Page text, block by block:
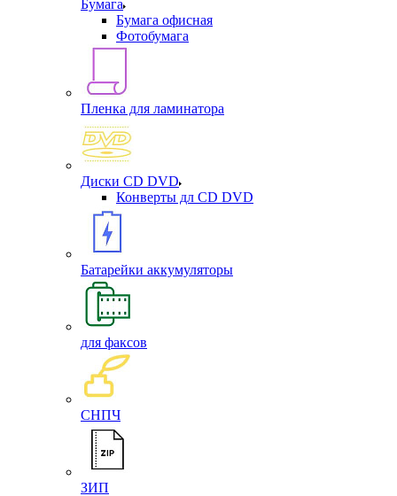
Бумага
Бумага офисная
Фотобумага
Пленка для ламинатора
Диски CD DVD
Конверты дл CD DVD
Батарейки аккумуляторы
для факсов
СНПЧ
ЗИП